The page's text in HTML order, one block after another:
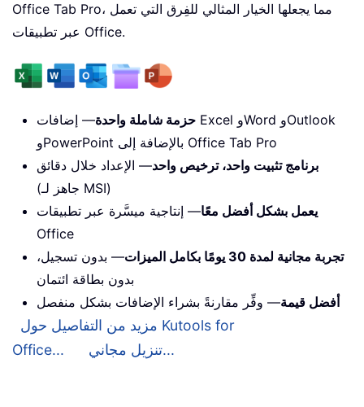
Office Tab Pro، مما يجعلها الخيار المثالي للفِرق التي تعمل
عبر تطبيقات Office.
حزمة شاملة واحدة— إضافات Excel وWord وOutlook
وPowerPoint بالإضافة إلى Office Tab Pro
برنامج تثبيت واحد، ترخيص واحد— الإعداد خلال دقائق
(جاهز لـ MSI)
يعمل بشكل أفضل معًا— إنتاجية ميسَّرة عبر تطبيقات
Office
تجربة مجانية لمدة 30 يومًا بكامل الميزات
— بدون تسجيل،
بدون بطاقة ائتمان
أفضل قيمة— وفِّر مقارنةً بشراء الإضافات بشكل منفصل
مزيد من التفاصيل حول Kutools for
Office...
تنزيل مجاني...